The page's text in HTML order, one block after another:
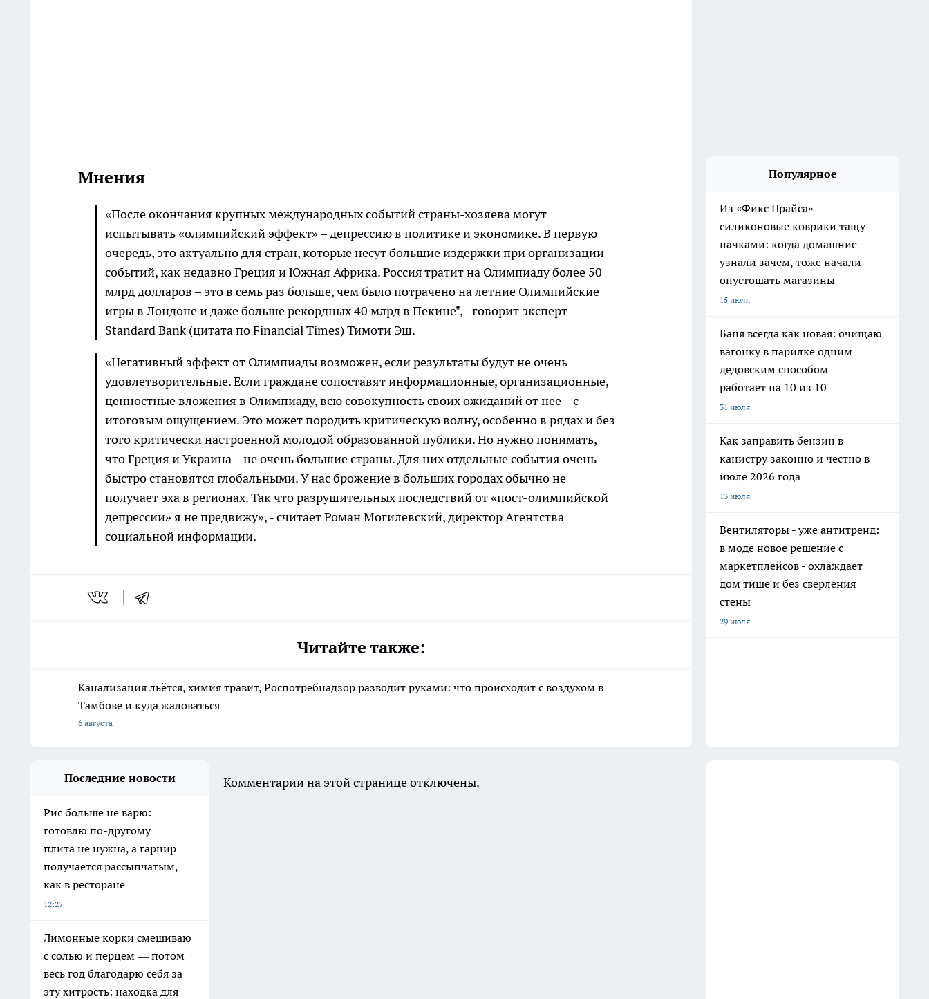
Мнения
«После окончания крупных международных событий страны-хозяева могут
испытывать «олимпийский эффект» – депрессию в политике и экономике. В первую
очередь, это актуально для стран, которые несут большие издержки при организации
событий, как недавно Греция и Южная Африка. Россия тратит на Олимпиаду более 50
млрд долларов – это в семь раз больше, чем было потрачено на летние Олимпийские
игры в Лондоне и даже больше рекордных 40 млрд в Пекине", - говорит эксперт
Standard Bank (цитата по Financial Times) Тимоти Эш.
«Негативный эффект от Олимпиады возможен, если результаты будут не очень
удовлетворительные. Если граждане сопоставят информационные, организационные,
ценностные вложения в Олимпиаду, всю совокупность своих ожиданий от нее – с
итоговым ощущением. Это может породить критическую волну, особенно в рядах и без
того критически настроенной молодой образованной публики. Но нужно понимать,
что Греция и Украина – не очень большие страны. Для них отдельные события очень
быстро становятся глобальными. У нас брожение в больших городах обычно не
получает эха в регионах. Так что разрушительных последствий от «пост-олимпийской
депрессии» я не предвижу», - считает Роман Могилевский, директор Агентства
социальной информации.
Читайте также:
Канализация льётся, химия травит, Роспотребнадзор разводит руками: что происходит с воздухом в
Тамбове и куда жаловаться
6 августа
Популярное
Из «Фикс Прайса»
силиконовые коврики тащу
пачками: когда домашние
узнали зачем, тоже начали
опустошать магазины
15 июля
Баня всегда как новая: очищаю
вагонку в парилке одним
дедовским способом —
работает на 10 из 10
31 июля
Как заправить бензин в
канистру законно и честно в
июле 2026 года
13 июля
Вентиляторы - уже антитренд:
в моде новое решение с
маркетплейсов - охлаждает
дом тише и без сверления
стены
29 июля
Последние новости
Рис больше не варю:
готовлю по-другому —
плита не нужна, а гарнир
получается рассыпчатым,
как в ресторане
12:27
Лимонные корки смешиваю
с солью и перцем — потом
весь год благодарю себя за
эту хитрость: находка для
Комментарии на этой странице отключены.